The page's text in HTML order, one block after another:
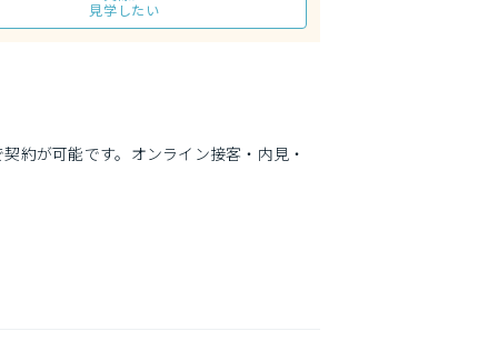
見学したい
約が可能です。オンライン接客・内見・